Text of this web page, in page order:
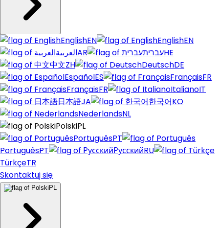
EnglishEN EnglishEN
العربيةAR עבריתHE
中文ZH DeutschDE
EspañolES FrançaisFR
FrançaisFR ItalianoIT
日本語JA 한국어KO
NederlandsNL
PolskiPL
PortuguêsPT
PortuguêsPT РусскийRU
TürkçeTR
Skontaktuj się
PL